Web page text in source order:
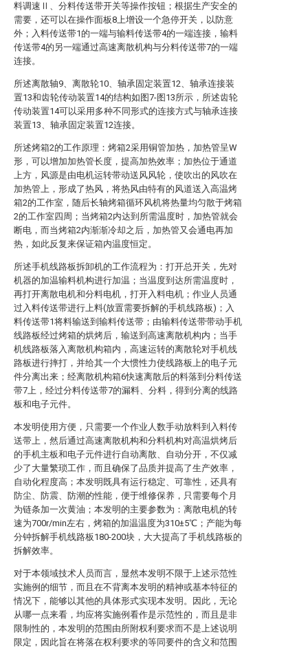
料调速Ⅱ、分料传送带开关等操作按钮；根据生产安全的
需要，还可以在操作面板8上增设一个急停开关，以防意
外；入料传送带1的一端与输料传送带4的一端连接，输料
传送带4的另一端通过高速离散机构与分料传送带7的一端
连接。
所述离散轴9、离散轮10、轴承固定装置12、轴承连接装
置13和齿轮传动装置14的结构如图7-图13所示，所述齿轮
传动装置14可以采用多种不同形式的连接方式与轴承连接
装置13、轴承固定装置12连接。
所述烤箱2的工作原理：烤箱2采用铜管加热，加热管呈W
形，可以增加加热管长度，提高加热效率；加热位于通道
上方，风源是由电机运转带动送风风轮，使吹出的风吹在
加热管上，形成了热风，将热风由特有的风道送入高温烤
箱2的工作室，随后长轴烤箱循环风机将热量均匀散于烤箱
2的工作室四周；当烤箱2内达到所需温度时，加热管就会
断电，而当烤箱2内渐渐冷却之后，加热管又会通电再加
热，如此反复来保证箱内温度恒定。
所述手机线路板拆卸机的工作流程为：打开总开关，先对
机器的加温输料机构进行加温；当温度到达所需温度时，
再打开离散电机和分料电机，打开入料电机；作业人员通
过入料传送带进行上料(放置需要拆解的手机线路板)；入
料传送带1将料输送到输料传送带；由输料传送带带动手机
线路板经过烤箱的烘烤后，输送到高速离散机构内；当手
机线路板落入离散机构箱内，高速运转的离散轮对手机线
路板进行摔打，并给其一个大惯性力使线路板上的电子元
件分离出来；经离散机构箱6快速离散后的料落到分料传送
带7上，经过分料传送带7的漏料、分料，得到分离的线路
板和电子元件。
本发明使用方便，只需要一个作业人数手动放料到入料传
送带上，然后通过高速离散机构和分料机构对高温烘烤后
的手机主板和电子元件进行自动离散、自动分开，不仅减
少了大量繁琐工作，而且确保了品质并提高了生产效率，
自动化程度高；本发明既具有运行稳定、可靠性，还具有
防尘、防震、防潮的性能，便于维修保养，只需要每个月
为链条加一次黄油；本发明的主要参数为：离散电机的转
速为700r/min左右，烤箱的加温温度为310±5℃；产能为每
分钟拆解手机线路板180-200块，大大提高了手机线路板的
拆解效率。
对于本领域技术人员而言，显然本发明不限于上述示范性
实施例的细节，而且在不背离本发明的精神或基本特征的
情况下，能够以其他的具体形式实现本发明。因此，无论
从哪一点来看，均应将实施例看作是示范性的，而且是非
限制性的，本发明的范围由所附权利要求而不是上述说明
限定，因此旨在将落在权利要求的等同要件的含义和范围